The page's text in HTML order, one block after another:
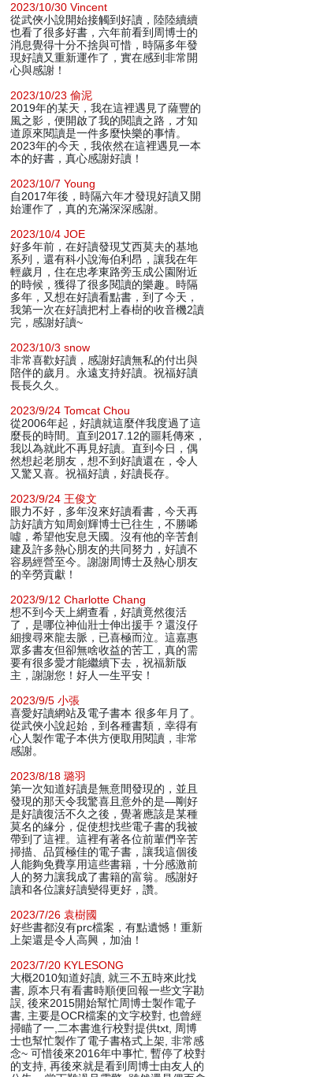
2023/10/30 Vincent
從武俠小說開始接觸到好讀，陸陸續續
也看了很多好書，六年前看到周博士的
消息覺得十分不捨與可惜，時隔多年發
現好讀又重新運作了，實在感到非常開
心與感謝！
2023/10/23 偷泥
2019年的某天，我在這裡遇見了薩豐的
風之影，便開啟了我的閱讀之路，才知
道原來閱讀是一件多麼快樂的事情。
2023年的今天，我依然在這裡遇見一本
本的好書，真心感謝好讀！
2023/10/7 Young
自2017年後，時隔六年才發現好讀又開
始運作了，真的充滿深深感謝。
2023/10/4 JOE
好多年前，在好讀發現艾西莫夫的基地
系列，還有科小說海伯利昂，讓我在年
輕歲月，住在忠孝東路旁玉成公園附近
的時候，獲得了很多閱讀的樂趣。時隔
多年，又想在好讀看點書，到了今天，
我第一次在好讀把村上春樹的收音機2讀
完，感謝好讀~
2023/10/3 snow
非常喜歡好讀，感謝好讀無私的付出與
陪伴的歲月。永遠支持好讀。祝福好讀
長長久久。
2023/9/24 Tomcat Chou
從2006年起，好讀就這麼伴我度過了這
麼長的時間。直到2017.12的噩耗傳來，
我以為就此不再見好讀。直到今日，偶
然想起老朋友，想不到好讀還在，令人
又驚又喜。祝福好讀，好讀長存。
2023/9/24 王俊文
眼力不好，多年沒來好讀看書，今天再
訪好讀方知周劍輝博士已往生，不勝唏
噓，希望他安息天國。沒有他的辛苦創
建及許多熱心朋友的共同努力，好讀不
容易經營至今。謝謝周博士及熱心朋友
的辛勞貢獻！
2023/9/12 Charlotte Chang
想不到今天上網查看，好讀竟然復活
了，是哪位神仙壯士伸出援手？還沒仔
細搜尋來龍去脈，已喜極而泣。這嘉惠
眾多書友但卻無啥收益的苦工，真的需
要有很多愛才能繼續下去，祝福新版
主，謝謝您！好人一生平安！
2023/9/5 小張
喜愛好讀網站及電子書本 很多年月了。
從武俠小說起始，到各種書類，幸得有
心人製作電子本供方便取用閱讀，非常
感謝。
2023/8/18 璐羽
第一次知道好讀是無意間發現的，並且
發現的那天令我驚喜且意外的是—剛好
是好讀復活不久之後，覺著應該是某種
莫名的緣分，促使想找些電子書的我被
帶到了這裡。這裡有著各位前輩們辛苦
掃描、品質極佳的電子書，讓我這個後
人能夠免費享用這些書籍，十分感激前
人的努力讓我成了書籍的富翁。感謝好
讀和各位讓好讀變得更好，讚。
2023/7/26 袁樹國
好些書都沒有prc檔案，有點遺憾！重新
上架還是令人高興，加油！
2023/7/20 KYLESONG
大概2010知道好讀, 就三不五時來此找
書, 原本只有看書時順便回報一些文字勘
誤, 後來2015開始幫忙周博士製作電子
書, 主要是OCR檔案的文字校對, 也曾經
掃瞄了一,二本書進行校對提供txt, 周博
士也幫忙製作了電子書格式上架, 非常感
念~ 可惜後來2016年中事忙, 暫停了校對
的支持, 再後來就是看到周博士由友人的